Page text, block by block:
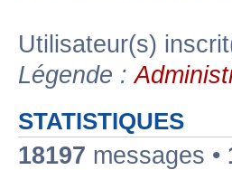
Utilisateur(s)
Légende :
STATISTIQUES
18197 messages •